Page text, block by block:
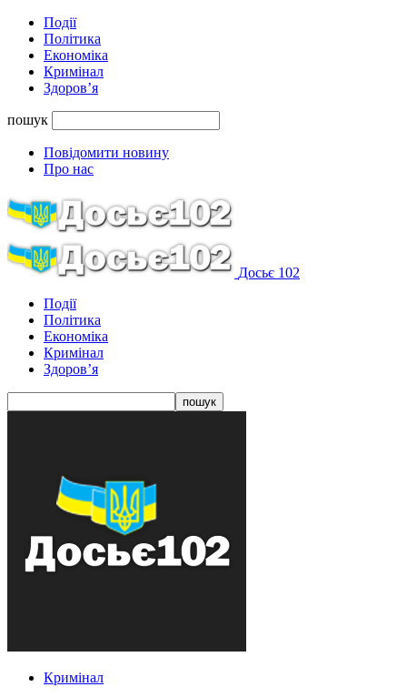
Події
Політика
Економіка
Кримінал
Здоров’я
пошук
Повідомити новину
Про нас
Досьє 102
Події
Політика
Економіка
Кримінал
Здоров’я
Кримінал